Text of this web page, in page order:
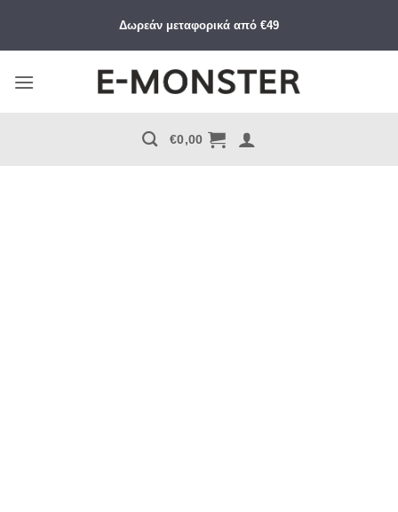
περιεχόμενο
Δωρεάν μεταφορικά από €49
€0,00